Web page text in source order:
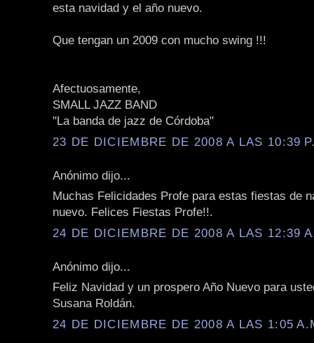
esta navidad y el año nuevo.
Que tengan un 2009 con mucho swing !!!
Afectuosamente,
SMALL JAZZ BAND
"La banda de jazz de Córdoba"
23 DE DICIEMBRE DE 2008 A LAS 10:39
Anónimo dijo...
Muchas Felicidades Profe para estas fiestas de
nuevo. Felices Fiestas Profe!!.
24 DE DICIEMBRE DE 2008 A LAS 12:39
Anónimo dijo...
Feliz Navidad y un prospero Año Nuevo para
Susana Roldán.
24 DE DICIEMBRE DE 2008 A LAS 1:05